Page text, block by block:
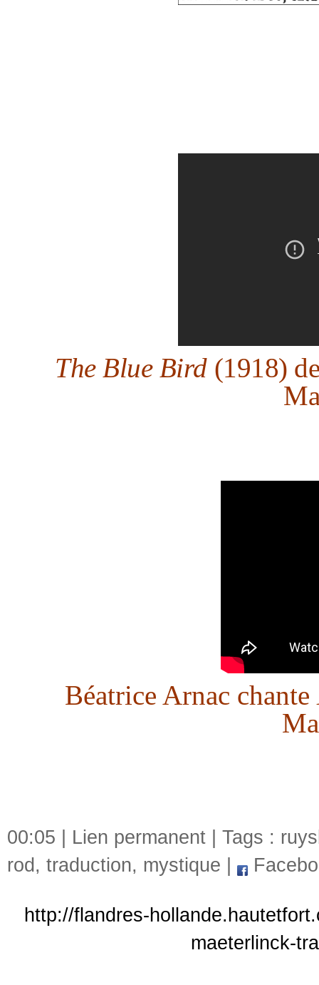
The Blue Bird (1918)
Béatrice Arnac chante
00:05 | Lien permanent | Tags :
rod , traduction, mystique
http://flandres-
maeterlinck-